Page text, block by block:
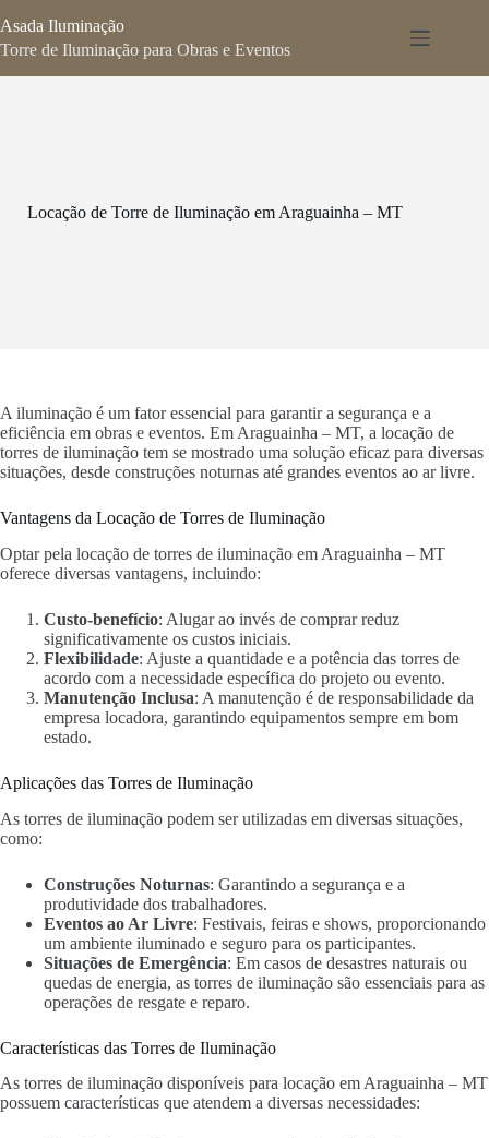
para
o
Asada Iluminação
Torre de Iluminação para Obras e Eventos
Locação de Torre de Iluminação em Araguainha – MT
A iluminação é um fator essencial para garantir a segurança e a
eficiência em obras e eventos. Em Araguainha – MT, a locação de
torres de iluminação tem se mostrado uma solução eficaz para diversas
situações, desde construções noturnas até grandes eventos ao ar livre.
Vantagens da Locação de Torres de Iluminação
Optar pela locação de torres de iluminação em Araguainha – MT
oferece diversas vantagens, incluindo:
Custo-benefício: Alugar ao invés de comprar reduz
significativamente os custos iniciais.
Flexibilidade: Ajuste a quantidade e a potência das torres de
acordo com a necessidade específica do projeto ou evento.
Manutenção Inclusa: A manutenção é de responsabilidade da
empresa locadora, garantindo equipamentos sempre em bom
estado.
Aplicações das Torres de Iluminação
As torres de iluminação podem ser utilizadas em diversas situações,
como:
Construções Noturnas: Garantindo a segurança e a
produtividade dos trabalhadores.
Eventos ao Ar Livre: Festivais, feiras e shows, proporcionando
um ambiente iluminado e seguro para os participantes.
Situações de Emergência: Em casos de desastres naturais ou
quedas de energia, as torres de iluminação são essenciais para as
operações de resgate e reparo.
Características das Torres de Iluminação
As torres de iluminação disponíveis para locação em Araguainha – MT
possuem características que atendem a diversas necessidades: